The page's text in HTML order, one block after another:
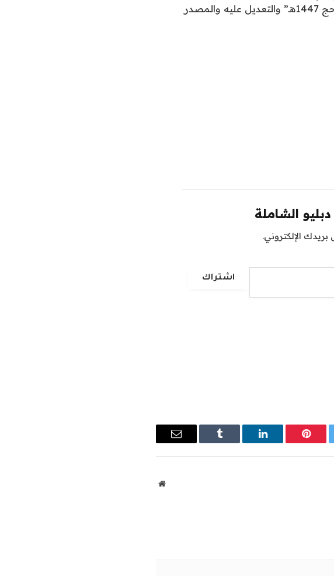
عالية من الأضاحي لتلبية احتياجات ضيوف الرحمن خلال موسم حج 1447هـ” والتعديل عليه والمصدر
الشاملة
الإلكتروني.
اشتراك
بينتيريستلينكدإن Tumblr
البريد
موقع